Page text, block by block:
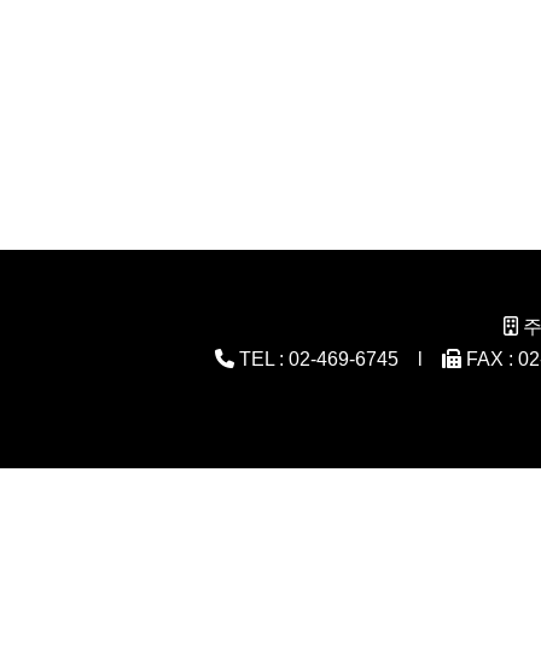
TEL : 02-469-6745 l
FAX :